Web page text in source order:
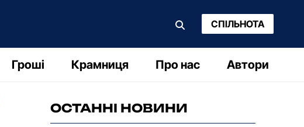
СПІЛЬНОТА
Гроші Крамниця Про нас Автори
ОСТАННІ НОВИНИ